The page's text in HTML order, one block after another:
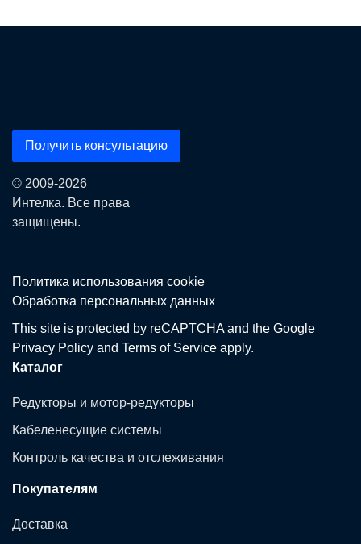
Получить консультацию
© 2009-2026
Интелка. Все права
защищены.
Политика использования сookie
Обработка персональных данных
This site is protected by reCAPTCHA and the Google
Privacy Policy and Terms of Service apply.
Каталог
Редукторы и мотор-редукторы
Кабеленесущие системы
Контроль качества и отслеживания
Покупателям
Доставка